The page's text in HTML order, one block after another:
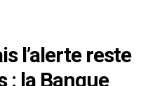
l’alerte reste
: la Banque